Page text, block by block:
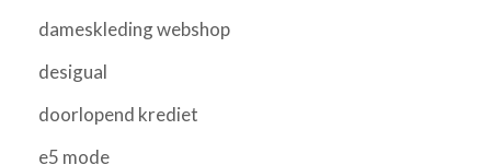
dameskleding webshop
desigual
doorlopend krediet
e5 mode